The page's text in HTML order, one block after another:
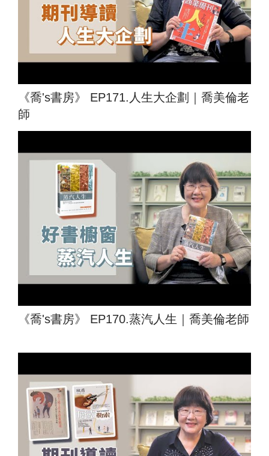
《喬's書房》 EP171.人生大企劃｜喬美倫老
師
《喬's書房》 EP170.蒸汽人生｜喬美倫老師